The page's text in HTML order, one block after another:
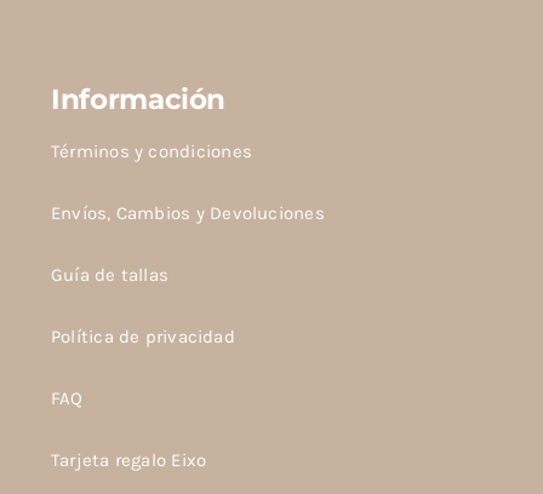
Información
Términos y condiciones
Envíos, Cambios y Devoluciones
Guía de tallas
Política de privacidad
FAQ
Tarjeta regalo Eixo